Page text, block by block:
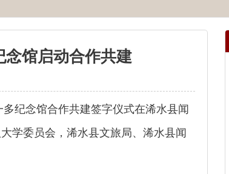
馆启动合作共建
纪念馆合作共建签字仪式在浠水县闻
学委员会，浠水县文旅局、浠水县闻